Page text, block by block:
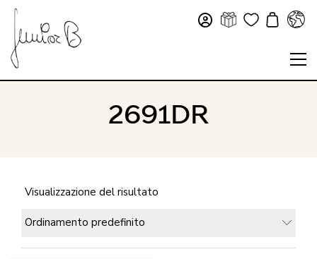
2691DR
Visualizzazione del risultato
Ordinamento predefinito